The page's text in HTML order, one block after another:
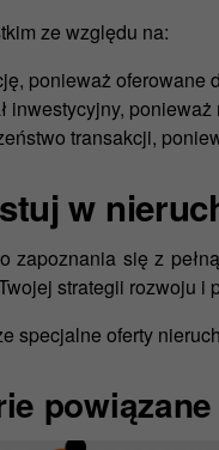
ze względu na:
ponieważ oferowane
inwestycyjny,
transakcji,
w
zapoznania się z
strategii rozwoju i
specjalne oferty
powiązane